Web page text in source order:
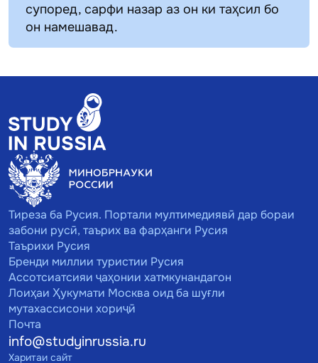
супоред, сарфи назар аз он ки таҳсил бо
он намешавад.
Тиреза ба Русия. Портали мултимедиявӣ дар бораи
забони русӣ, таърих ва фарҳанги Русия
Таърихи Русия
Бренди миллии туристии Русия
Ассотсиатсияи ҷаҳонии хатмкунандагон
Лоиҳаи Ҳукумати Москва оид ба шуғли
мутахассисони хориҷӣ
Почта
info@studyinrussia.ru
Харитаи сайт